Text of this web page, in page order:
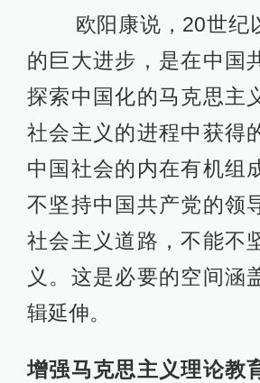
欧阳康说，20世纪
的巨大进步，是在中国
探索中国化的马克思主
社会主义的进程中获得
中国社会的内在有机组
不坚持中国共产党的领
社会主义道路，不能不
义。这是必要的空间涵
辑延伸。
增强马克思主义理论教